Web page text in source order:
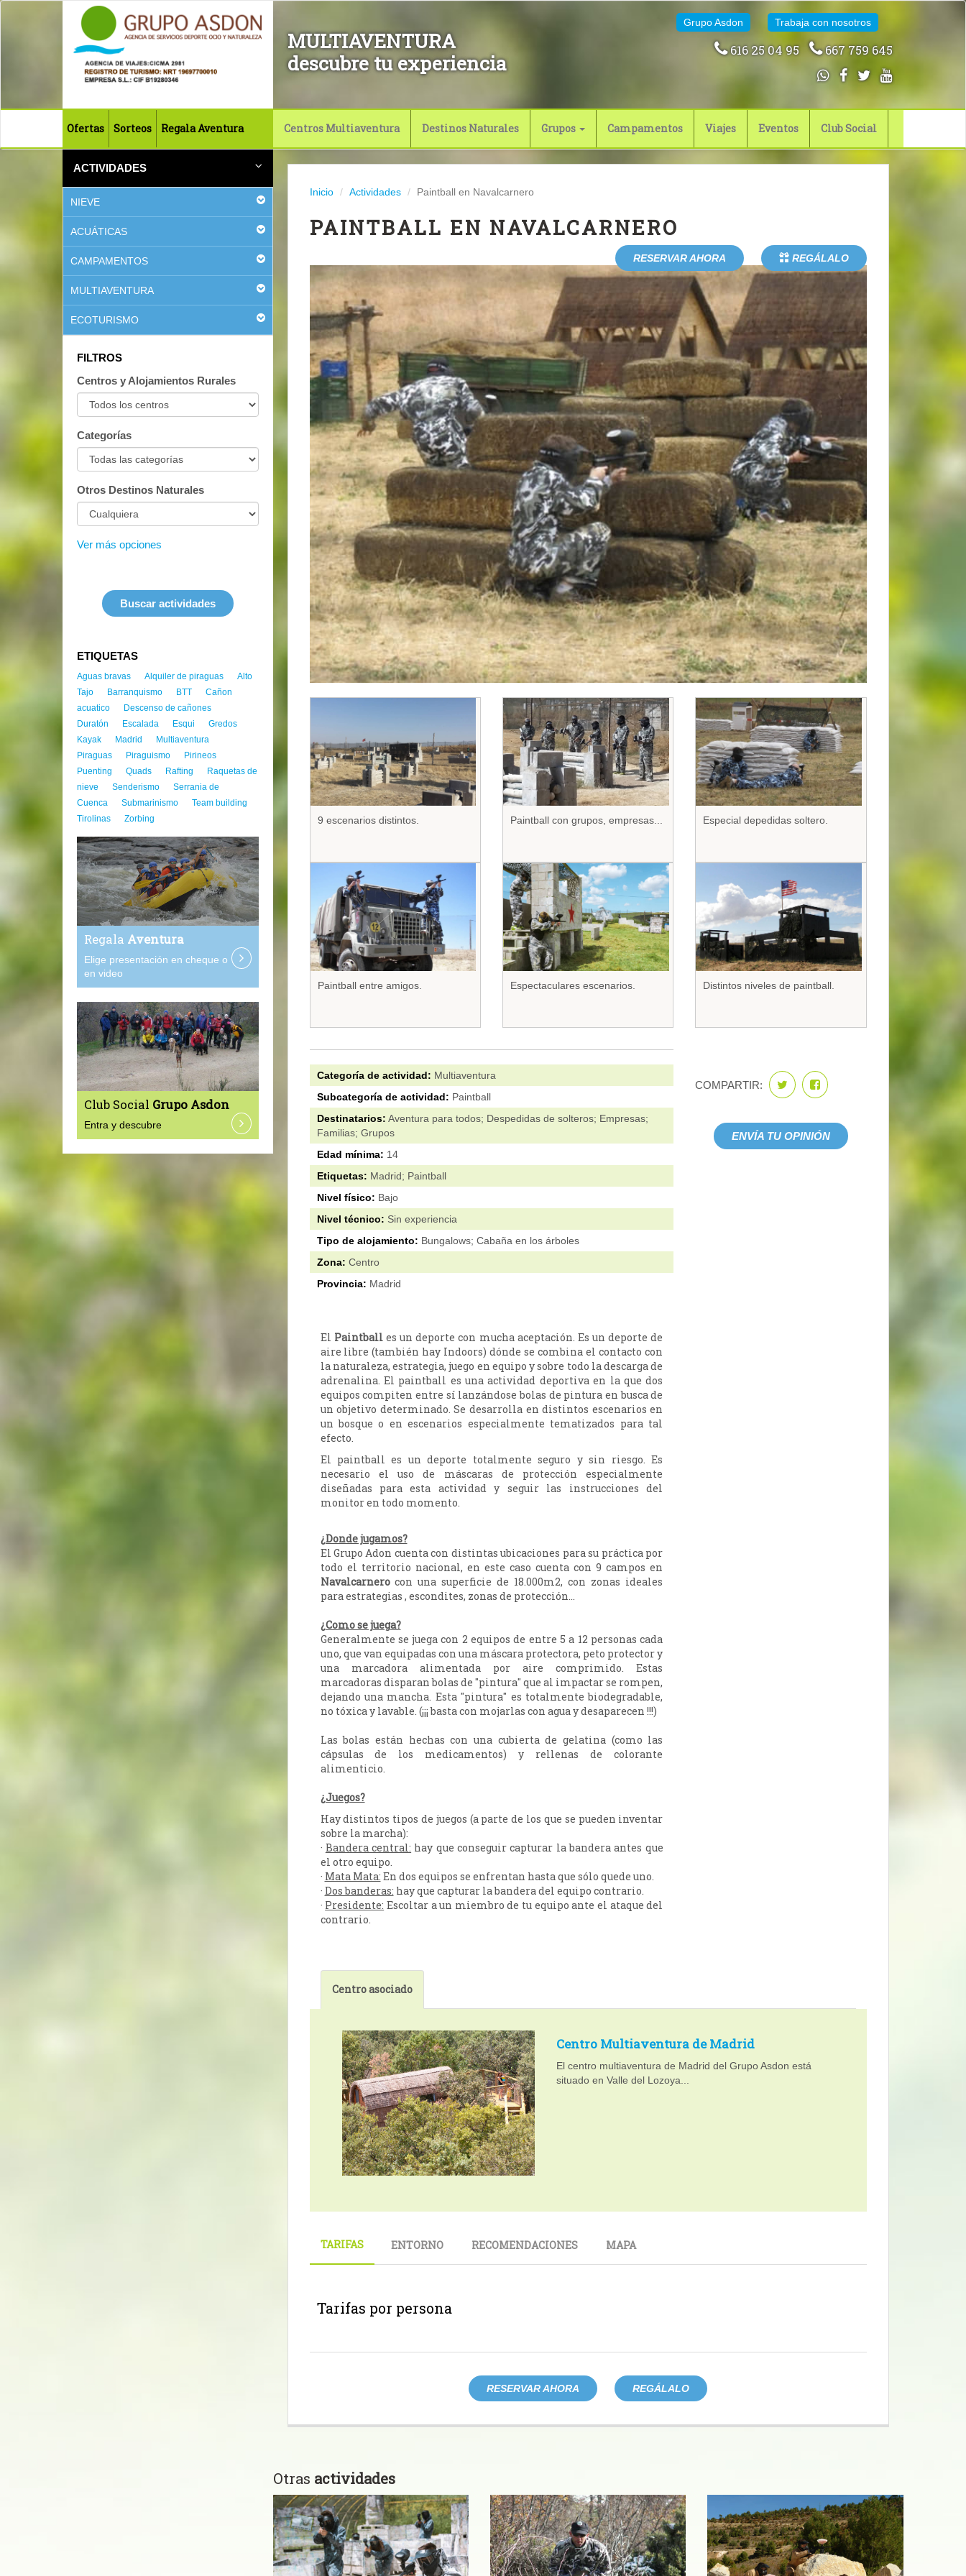
MULTIAVENTURA
descubre tu experiencia
Grupo Asdon Trabaja con nosotros
616 25 04 95 667 759 645
Ofertas Sorteos Regala Aventura Centros Multiaventura Destinos Naturales Grupos Campamentos Viajes Eventos Club Social
ACTIVIDADES
NIEVE
ACUÁTICAS
CAMPAMENTOS
MULTIAVENTURA
ECOTURISMO
FILTROS
Centros y Alojamientos Rurales
Categorías
Otros Destinos Naturales
Ver más opciones
ETIQUETAS
Aguas bravas Alquiler de piraguas
Alto
Tajo
Barranquismo BTT
Cañon
acuatico
Descenso de cañones
Duratón
Escalada Esqui
Gredos
Kayak
Madrid
Multiaventura
Piraguas
Piraguismo
Pirineos
Puenting
Quads Rafting
Raquetas de
nieve
Senderismo
Serrania de
Cuenca
Submarinismo
Team building
Tirolinas
Zorbing
Regala Aventura
Elige presentación en cheque o
en video
Club Social Grupo Asdon
Entra y descubre
Inicio Actividades Paintball en Navalcarnero
PAINTBALL EN NAVALCARNERO
RESERVAR AHORA REGÁLALO
9 escenarios distintos. Paintball con grupos, empresas... Especial depedidas soltero.
Paintball entre amigos. Espectaculares escenarios. Distintos niveles de paintball.
Categoría de actividad: Multiaventura
Subcategoría de actividad: Paintball
Destinatarios: Aventura para todos; Despedidas de solteros; Empresas;
Familias; Grupos
Edad mínima: 14
Etiquetas: Madrid; Paintball
Nivel físico: Bajo
Nivel técnico: Sin experiencia
Tipo de alojamiento: Bungalows; Cabaña en los árboles
Zona: Centro
Provincia: Madrid
El Paintballes un deporte con mucha aceptación. Es un deporte de
aire libre (también hay Indoors) dónde se combina el contacto con
la naturaleza, estrategia, juego en equipo y sobre todo la descarga de
adrenalina. El paintball es una actividad deportiva en la que dos
equipos compiten entre sí lanzándose bolas de pintura en busca de
un objetivo determinado. Se desarrolla en distintos escenarios en
un bosque o en escenarios especialmente tematizados para tal
efecto.
El paintball es un deporte totalmente seguro y sin riesgo. Es
necesario el uso de máscaras de protección especialmente
diseñadas para esta actividad y seguir las instrucciones del
monitor en todo momento.
¿Donde jugamos?
El Grupo Adon cuenta con distintas ubicaciones para su práctica por
todo el territorio nacional, en este caso cuenta con 9 campos en
Navalcarnerocon una superficie de 18.000m2, con zonas ideales
para estrategias , escondites, zonas de protección…
¿Como se juega?
Generalmente se juega con 2 equipos de entre 5 a 12 personas cada
uno, que van equipadas con una máscara protectora, peto protector y
una marcadora alimentada por aire comprimido. Estas
marcadoras disparan bolas de "pintura" que al impactar se rompen,
dejando una mancha. Esta "pintura" es totalmente biodegradable,
no tóxica y lavable. (¡¡¡ basta con mojarlas con agua y desaparecen !!!)
Las bolas están hechas con una cubierta de gelatina (como las
cápsulas de los medicamentos) y rellenas de colorante
alimenticio.
¿Juegos?
Hay distintos tipos de juegos (a parte de los que se pueden inventar
sobre la marcha):
· Bandera central: hay que conseguir capturar la bandera antes que
el otro equipo.
· Mata Mata: En dos equipos se enfrentan hasta que sólo quede uno.
· Dos banderas: hay que capturar la bandera del equipo contrario.
· Presidente: Escoltar a un miembro de tu equipo ante el ataque del
contrario.
COMPARTIR:
ENVÍA TU OPINIÓN
Centro asociado
Centro Multiaventura de Madrid
El centro multiaventura de Madrid del Grupo Asdon está
situado en Valle del Lozoya...
TARIFAS ENTORNO RECOMENDACIONES MAPA
Tarifas por persona
RESERVAR AHORA REGÁLALO
Otras actividades